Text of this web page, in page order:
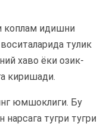
коплам идишни
тулик
хаво ёки озик-
киришади.
юмшоклиги. Бу
нарсага тугри тугри